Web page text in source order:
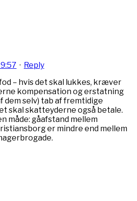
· Reply
– hvis det skal lukkes, kræver
kompensation og erstatning
dem selv) tab af fremtidige
skal skatteyderne også betale.
måde: gåafstand mellem
er mindre end mellem